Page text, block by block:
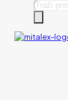
Products